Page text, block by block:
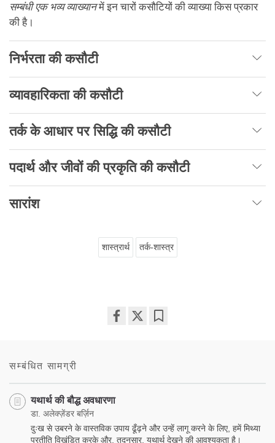
सम्बंधी एक भव्य व्याख्यानमें इन चारों कसौटियों की व्याख्या किस प्रकार
की है।
निर्भरता की कसौटी
व्यावहारिकता की कसौटी
तर्क के आधार पर सिद्धि की कसौटी
पदार्थ और जीवों की प्रकृति की कसौटी
सारांश
शास्त्रार्थ तर्क-शास्त्र
सम्बंधित सामग्री
यथार्थ की बौद्ध अवधारणा
डा. अलेक्ज़ेंडर बर्ज़िन
दुःख से उबरने के वास्तविक उपाय ढूँढ़ने और उन्हें लागू करने के लिए, हमें मिथ्या
प्रतीति विखंडित करके और, तदनुसार, यथार्थ देखने की आवश्यकता है।